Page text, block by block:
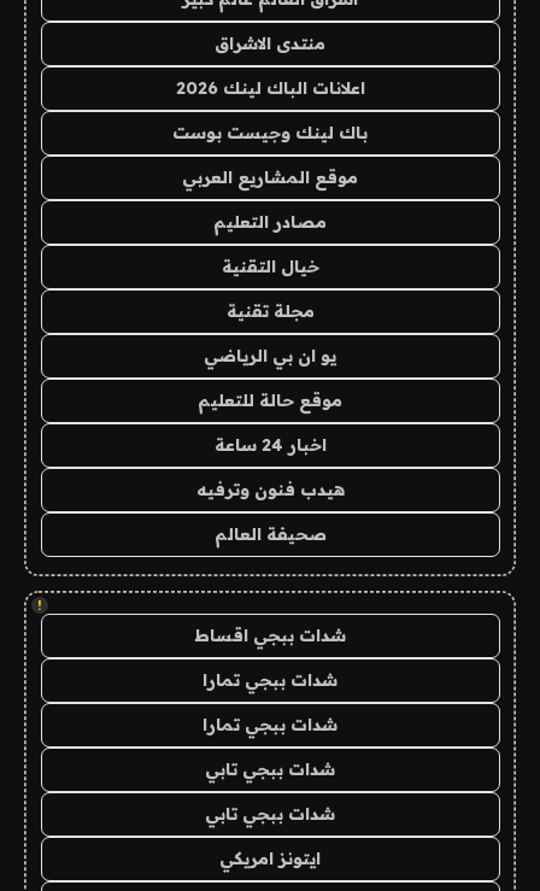
منتدى الاشراق
اعلانات الباك لينك 2026
باك لينك وجيست بوست
موقع المشاريع العربي
مصادر التعليم
خيال التقنية
مجلة تقنية
يو ان بي الرياضي
موقع حالة للتعليم
اخبار 24 ساعة
هيدب فنون وترفيه
صحيفة العالم
!
شدات ببجي اقساط
شدات ببجي تمارا
شدات ببجي تمارا
شدات ببجي تابي
شدات ببجي تابي
ايتونز امريكي